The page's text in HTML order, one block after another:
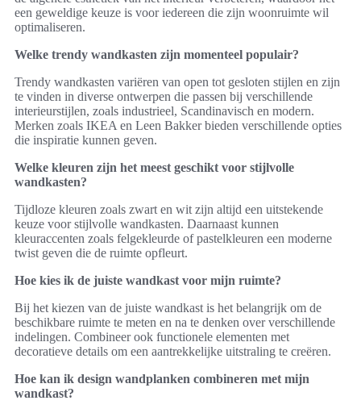
een geweldige keuze is voor iedereen die zijn woonruimte wil
optimaliseren.
Welke trendy wandkasten zijn momenteel populair?
Trendy wandkasten variëren van open tot gesloten stijlen en zijn
te vinden in diverse ontwerpen die passen bij verschillende
interieurstijlen, zoals industrieel, Scandinavisch en modern.
Merken zoals IKEA en Leen Bakker bieden verschillende opties
die inspiratie kunnen geven.
Welke kleuren zijn het meest geschikt voor stijlvolle
wandkasten?
Tijdloze kleuren zoals zwart en wit zijn altijd een uitstekende
keuze voor stijlvolle wandkasten. Daarnaast kunnen
kleuraccenten zoals felgekleurde of pastelkleuren een moderne
twist geven die de ruimte opfleurt.
Hoe kies ik de juiste wandkast voor mijn ruimte?
Bij het kiezen van de juiste wandkast is het belangrijk om de
beschikbare ruimte te meten en na te denken over verschillende
indelingen. Combineer ook functionele elementen met
decoratieve details om een aantrekkelijke uitstraling te creëren.
Hoe kan ik design wandplanken combineren met mijn
wandkast?